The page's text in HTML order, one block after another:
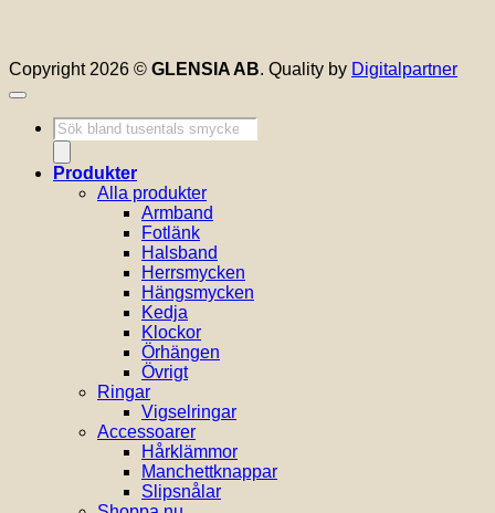
Copyright 2026 © GLENSIA AB. Quality by Digitalpartner
Produktsökning
Produkter
Alla produkter
Armband
Fotlänk
Halsband
Herrsmycken
Hängsmycken
Kedja
Klockor
Örhängen
Övrigt
Ringar
Vigselringar
Accessoarer
Hårklämmor
Manchettknappar
Slipsnålar